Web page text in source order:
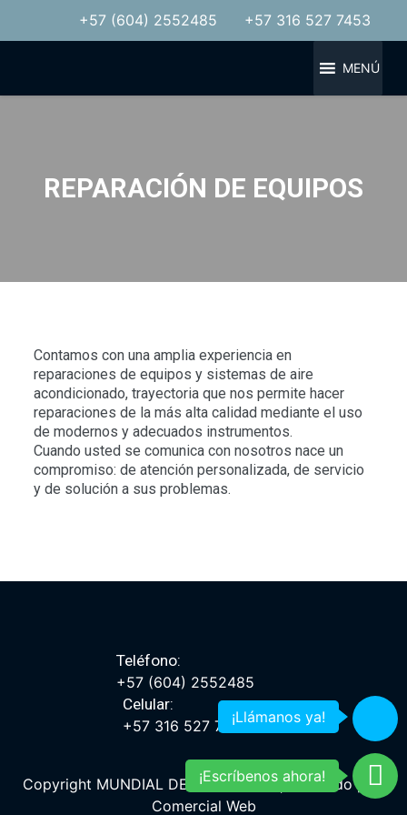
+57 (604) 2552485 +57 316 527 7453
MENÚ
¡Escríbenos ahora!
¡Llámanos ya!
REPARACIÓN DE EQUIPOS
Contamos con una amplia experiencia en
reparaciones de equipos y sistemas de aire
acondicionado, trayectoria que nos permite hacer
reparaciones de la más alta calidad mediante el uso
de modernos y adecuados instrumentos.
Cuando usted se comunica con nosotros nace un
compromiso: de atención personalizada, de servicio
y de solución a sus problemas.
Teléfono:
+57 (604) 2552485
Celular:
+57 316 527 7453
Copyright MUNDIAL DE AIRES 2025| Diseñado por:
Comercial Web